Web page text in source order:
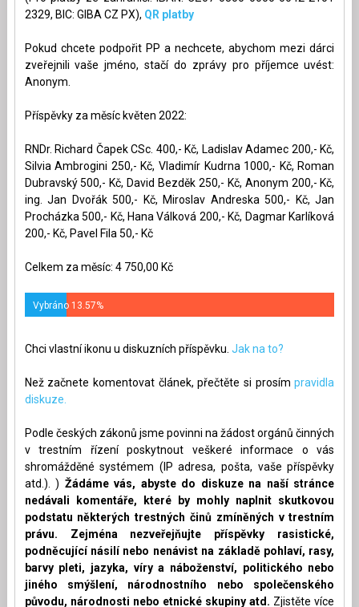
2329, BIC: GIBA CZ PX), QR platby
Pokud chcete podpořit PP a nechcete, abychom mezi dárci
zveřejnili vaše jméno, stačí do zprávy pro příjemce uvést:
Anonym.
Příspěvky za měsíc květen 2022:
RNDr. Richard Čapek CSc. 400,- Kč, Ladislav Adamec 200,- Kč,
Silvia Ambrogini 250,- Kč, Vladimír Kudrna 1000,- Kč, Roman
Dubravský 500,- Kč, David Bezděk 250,- Kč, Anonym 200,- Kč,
ing. Jan Dvořák 500,- Kč, Miroslav Andreska 500,- Kč, Jan
Procházka 500,- Kč, Hana Válková 200,- Kč, Dagmar Karlíková
200,- Kč, Pavel Fila 50,- Kč
Celkem za měsíc: 4 750,00 Kč
Vybráno 13.57%
Chci vlastní ikonu u diskuzních příspěvku. Jak na to?
Než začnete komentovat článek, přečtěte si prosímpravidla
diskuze.
Podle českých zákonů jsme povinni na žádost orgánů činných
v trestním řízení poskytnout veškeré informace o vás
shromážděné systémem (IP adresa, pošta, vaše příspěvky
atd.). ) Žádáme vás, abyste do diskuze na naší stránce
nedávali komentáře, které by mohly naplnit skutkovou
podstatu některých trestných činů zmíněných v trestním
právu. Zejména nezveřejňujte příspěvky rasistické,
podněcující násilí nebo nenávist na základě pohlaví, rasy,
barvy pleti, jazyka, víry a náboženství, politického nebo
jiného smýšlení, národnostního nebo společenského
původu, národnosti nebo etnické skupiny atd. Zjistěte více